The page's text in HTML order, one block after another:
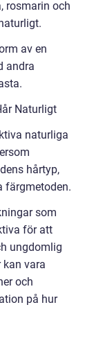
rosmarin och
av en
andra
Naturligt
naturliga
hårtyp,
färgmetoden.
som
för att
ungdomlig
vara
och
på hur